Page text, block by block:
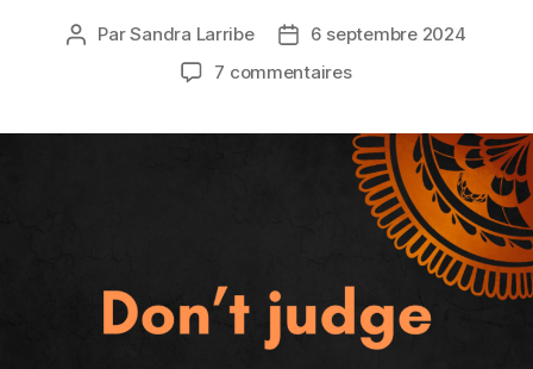
Auteur
ParSandra Larribe
Date6 septembre 2024
7 commentairessur